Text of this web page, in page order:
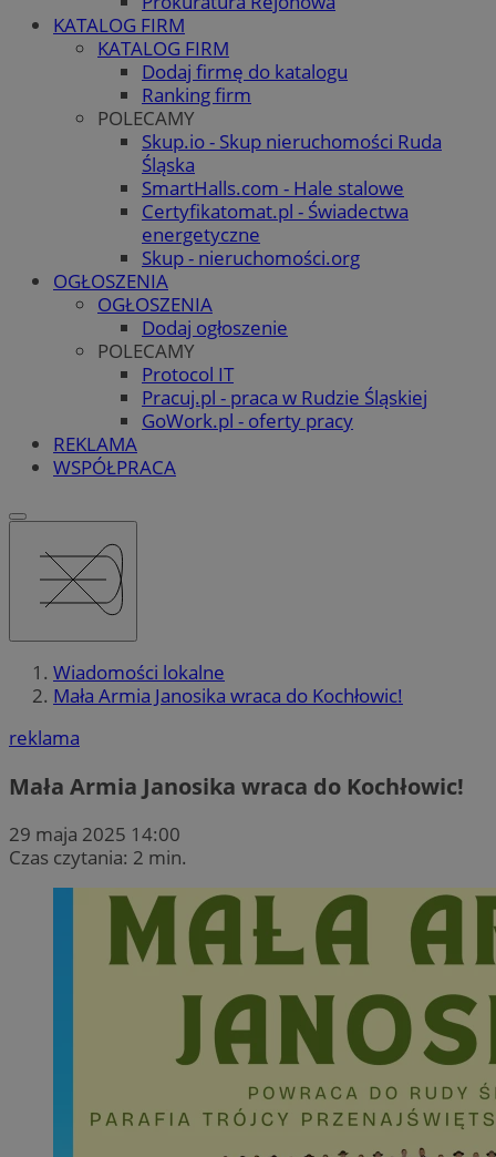
KATALOG FIRM
KATALOG FIRM
Dodaj firmę do katalogu
Ranking firm
POLECAMY
Skup.io - Skup nieruchomości Ruda
Śląska
SmartHalls.com - Hale stalowe
Certyfikatomat.pl - Świadectwa
energetyczne
Skup - nieruchomości.org
OGŁOSZENIA
OGŁOSZENIA
Dodaj ogłoszenie
POLECAMY
Protocol IT
Pracuj.pl - praca w Rudzie Śląskiej
GoWork.pl - oferty pracy
REKLAMA
WSPÓŁPRACA
Wiadomości lokalne
Mała Armia Janosika wraca do Kochłowic!
reklama
Mała Armia Janosika wraca do Kochłowic!
29 maja 2025 14:00
Czas czytania: 2 min.